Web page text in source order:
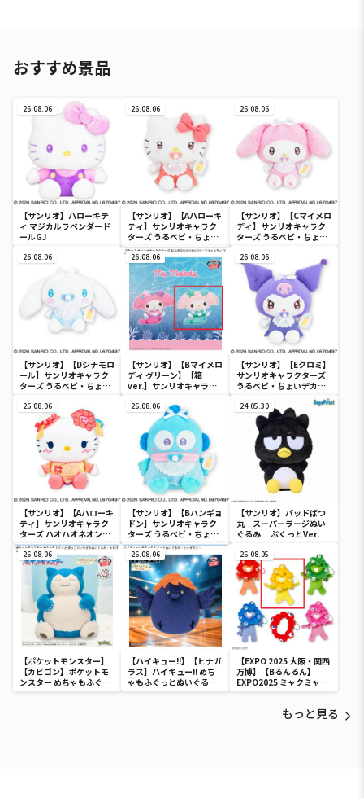
おすすめ景品
26.08.06
【サンリオ】ハローキテ
ィ マジカルラベンダード
ールGJ
26.08.06
【サンリオ】【Aハローキ
ティ】サンリオキャラク
ターズ うるベビ・ちょい
デカドール
26.08.06
【サンリオ】【Cマイメロ
ディ】サンリオキャラク
ターズ うるベビ・ちょい
26.08.06
【サンリオ】【Dシナモロ
ール】サンリオキャラク
ターズ うるベビ・ちょい
26.08.06
【サンリオ】【Bマイメロ
ディ グリーン】【箱
ver.】サンリオキャラク
SOFVIMATES～マイメロ
ディ マーメイドver. ～
26.08.06
【サンリオ】【Eクロミ】
サンリオキャラクターズ
うるベビ・ちょいデカド
26.08.06
【サンリオ】【Aハローキ
ティ】サンリオキャラク
ターズ ハオハオネオンタ
ウンドールBIGタイプ1
26.08.06
【サンリオ】【Bハンギョ
ドン】サンリオキャラク
ターズ うるベビ・ちょい
デカドール
24.05.30
【サンリオ】バッドばつ
丸 スーパーラージぬい
ぐるみ ぷくっとVer.
26.08.06
【ポケットモンスター】
【カビゴン】ポケットモ
ンスター めちゃもふぐっ
と ほっこりいやされぬい
26.08.06
【ハイキュー!!】【ヒナガ
ラス】ハイキュー!! めち
ゃもふぐっとぬいぐるみ
～ヒナガラス～
26.08.05
【EXPO 2025 大阪・関西
万博】【Bるんるん】
EXPO2025 ミャクミャク
カラフルゴム紐付きぬい
もっと見る